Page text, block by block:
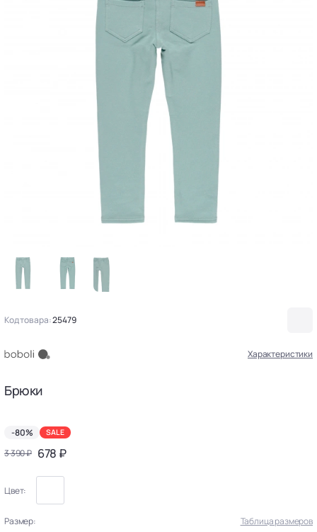
Код товара:25479
Характеристики
Брюки
-80% SALE
3 390 ₽ 678 ₽
Цвет:
Размер:
Таблица размеров